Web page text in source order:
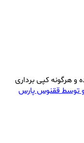
و هرگونه کپی برداری
توسط ققنوس پارس